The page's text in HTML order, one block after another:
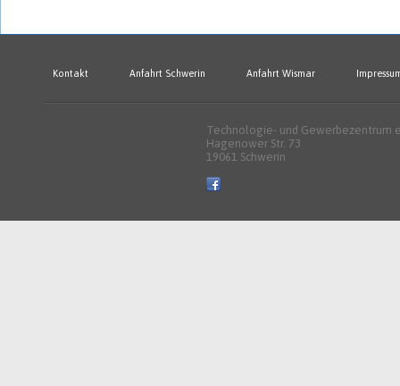
Kontakt Anfahrt Schwerin Anfahrt Wismar
Technologie- und Gewerbezentrum
Hagenower Str. 73
19061 Schwerin